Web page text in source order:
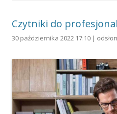
Czytniki do
30 października 2022 17:10 |